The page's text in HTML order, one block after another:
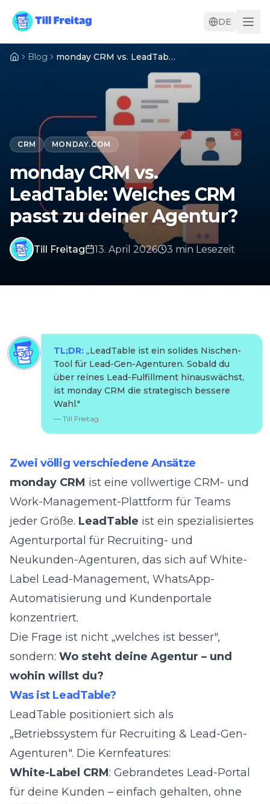
DE
Blog monday CRM vs. LeadTable: Welches CRM passt zu deiner Agentur?
CRM MONDAY.COM
monday CRM vs.
LeadTable: Welches CRM
passt zu deiner Agentur?
Till Freitag 13. April 2026 3 min Lesezeit
TL;DR: „LeadTable ist ein solides Nischen-
Tool für Lead-Gen-Agenturen. Sobald du
über reines Lead-Fulfillment hinauswächst,
ist monday CRM die strategisch bessere
Wahl."
— Till Freitag
Zwei völlig verschiedene Ansätze
monday CRM ist eine vollwertige CRM- und
Work-Management-Plattform für Teams
jeder Größe. LeadTable ist ein spezialisiertes
Agenturportal für Recruiting- und
Neukunden-Agenturen, das sich auf White-
Label Lead-Management, WhatsApp-
Automatisierung und Kundenportale
konzentriert.
Die Frage ist nicht „welches ist besser",
sondern: Wo steht deine Agentur – und
wohin willst du?
Was ist LeadTable?
LeadTable positioniert sich als
„Betriebssystem für Recruiting & Lead-Gen-
Agenturen". Die Kernfeatures:
White-Label CRM: Gebrandetes Lead-Portal
für deine Kunden – einfach gehalten, ohne